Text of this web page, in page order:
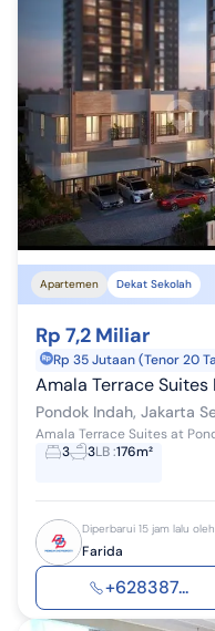
Apartemen Dekat Sekolah
Rp 7,2 Miliar
Rp 35 Jutaan (Tenor 20
Amala Terrace Suites Pondok
Pondok Indah, Jakarta
3
3LB:176m²
Diperbarui 15 jam lalu oleh
Farida
+628387...